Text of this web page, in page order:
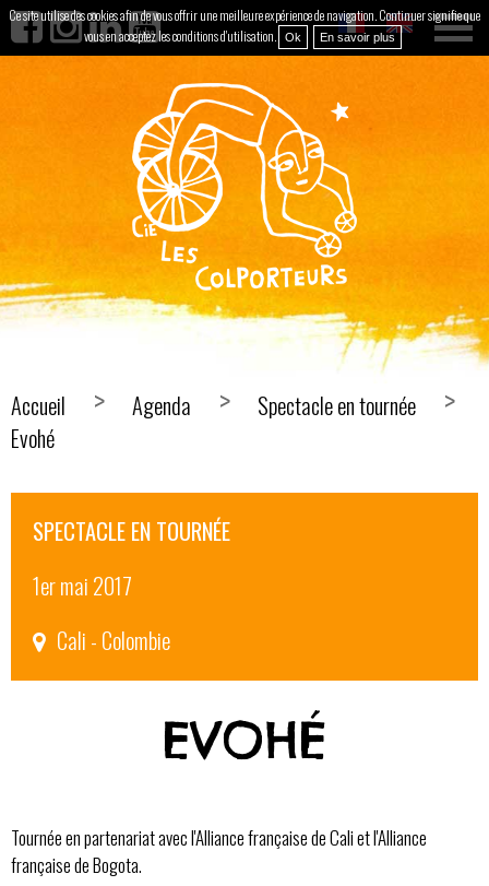
Accueil Agenda
Spectacle en tournée
Evohé
SPECTACLE EN TOURNÉE
1er mai 2017
Cali - Colombie
EVOHÉ
Tournée en partenariat avec l'Alliance française de Cali et l'Alliance
française de Bogota.
Ce site utilise des cookies afin de vous offrir une meilleure expérience de navigation. Continuer signifie que
vous en acceptez les conditions d'utilisation.
Ok En savoir plus